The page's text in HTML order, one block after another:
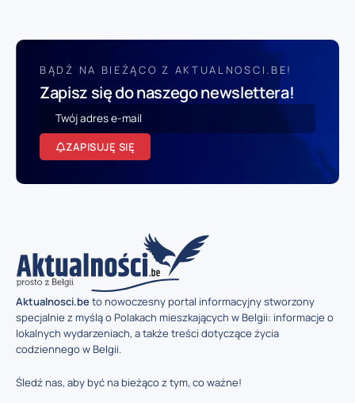
BĄDŹ NA BIEŻĄCO Z AKTUALNOSCI.BE!
Zapisz się do naszego newslettera!
ZAPISUJĘ SIĘ
Aktualnosci.beto nowoczesny portal informacyjny stworzony
specjalnie z myślą o Polakach mieszkających w Belgii: informacje o
lokalnych wydarzeniach, a także treści dotyczące życia
codziennego w Belgii.
Śledź nas, aby być na bieżąco z tym, co ważne!